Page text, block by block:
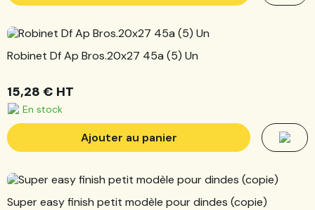
Robinet Df Ap Bros.20x27 45a (5) Un
15,28 € HT
En stock
Ajouter au panier
Super easy finish petit modèle pour dindes (copie)